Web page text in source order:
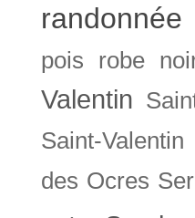
randonnée
pois
robe
Valentin
Saint-Valentin
des Ocres